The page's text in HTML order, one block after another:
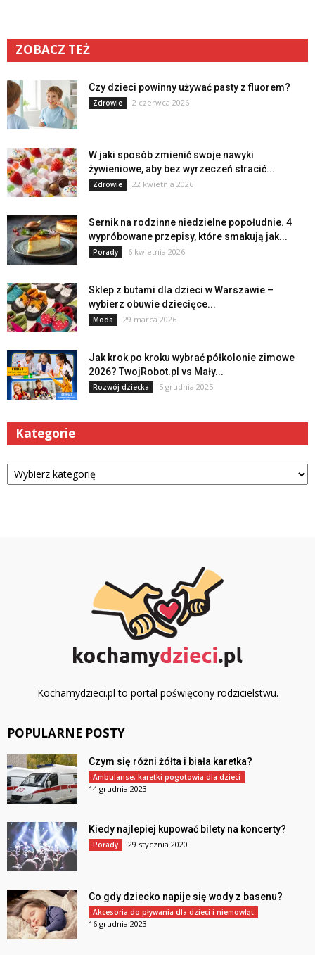
ZOBACZ TEŻ
Czy dzieci powinny używać pasty z fluorem?
Zdrowie 2 czerwca 2026
W jaki sposób zmienić swoje nawyki
żywieniowe, aby bez wyrzeczeń stracić...
Zdrowie 22 kwietnia 2026
Sernik na rodzinne niedzielne popołudnie. 4
wypróbowane przepisy, które smakują jak...
Porady 6 kwietnia 2026
Sklep z butami dla dzieci w Warszawie –
wybierz obuwie dziecięce...
Moda 29 marca 2026
Jak krok po kroku wybrać półkolonie zimowe
2026? TwojRobot.pl vs Mały...
Rozwój dziecka 5 grudnia 2025
Kategorie
Kategorie
Kochamydzieci.pl to portal poświęcony rodzicielstwu.
POPULARNE POSTY
Czym się różni żółta i biała karetka?
Ambulanse, karetki pogotowia dla dzieci
14 grudnia 2023
Kiedy najlepiej kupować bilety na koncerty?
Porady 29 stycznia 2020
Co gdy dziecko napije się wody z basenu?
Akcesoria do pływania dla dzieci i niemowląt
16 grudnia 2023